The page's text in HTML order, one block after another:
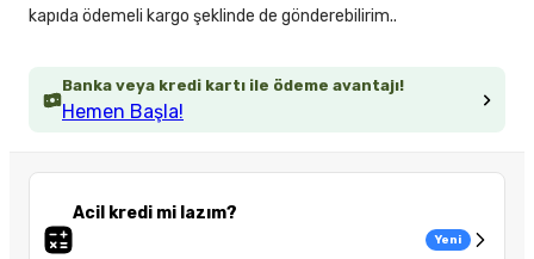
Banka veya kredi kartı ile ödeme avantajı!
Hemen Başla!
Acil kredi mi lazım?
Yeni
kapıda ödemeli kargo şeklinde de gönderebilirim..